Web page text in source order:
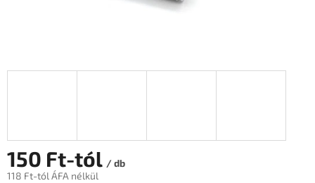
150 Ft-tól / db
118 Ft-tól ÁFA nélkül